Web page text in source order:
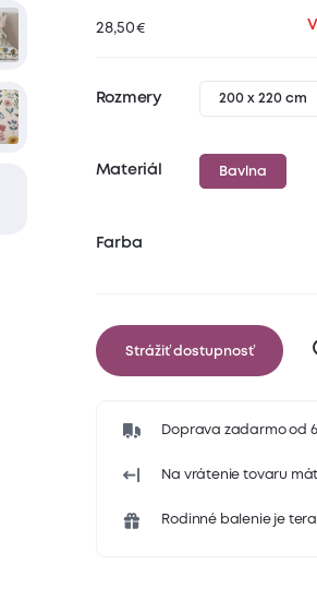
28,50 €
Rozmery 200 x 220 cm
Materiál Bavlna
Farba
Strážiť dostupnosť
Doprava zadarmo od
Na vrátenie tovaru
Rodinné balenie je